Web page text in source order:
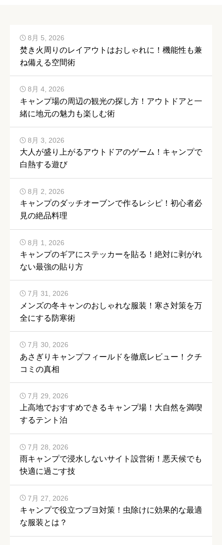
焚き火周りのレイアウトはおしゃれに！機能性も兼
ね備える空間術
8月 5, 2026
キャンプ場の周辺の観光の探し方！アウトドアと一
緒に地元の魅力も楽しむ術
8月 4, 2026
大人が盛り上がるアウトドアのゲーム！キャンプで
白熱する遊び
8月 3, 2026
キャンプのダッチオーブンで作るレシピ！初心者必
見の絶品料理
8月 2, 2026
キャンプのギアにステッカーを貼る！絶対に剥がれ
ない最強の貼り方
8月 1, 2026
メンズの冬キャンのおしゃれな服装！寒さ対策を万
全にする防寒術
7月 31, 2026
あさぎりキャンプフィールドを徹底レビュー！クチ
コミの真相
7月 30, 2026
上高地でおすすめできるキャンプ場！大自然を満喫
するテント泊
7月 29, 2026
雨キャンプで浸水しないサイト設営術！悪天候でも
快適に過ごす技
7月 28, 2026
キャンプで役立つブヨ対策！虫除けに効果的な最適
な服装とは？
7月 27, 2026